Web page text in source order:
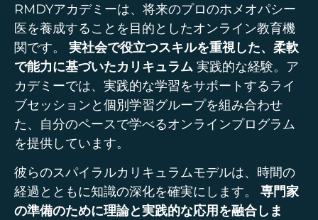
RMDYアカデミーは、将来のプロのホメオパシー
医を養成することを目的としたオンライン教育機
関です。 実社会で役立つスキルを重視した、柔軟
で能力に基づいたカリキュラム 実践的な経験。ア
カデミーでは、実践的な学習をサポートするライ
ブセッションと個別学習グループを組み合わせ
た、自分のペースで学べるオンラインプログラム
を提供しています。
彼らのスパイラルカリキュラムモデルは、時間の
経過とともに知識の深化を確実にします。
専門家
の準備のために理論と実践的な応用を融合しま